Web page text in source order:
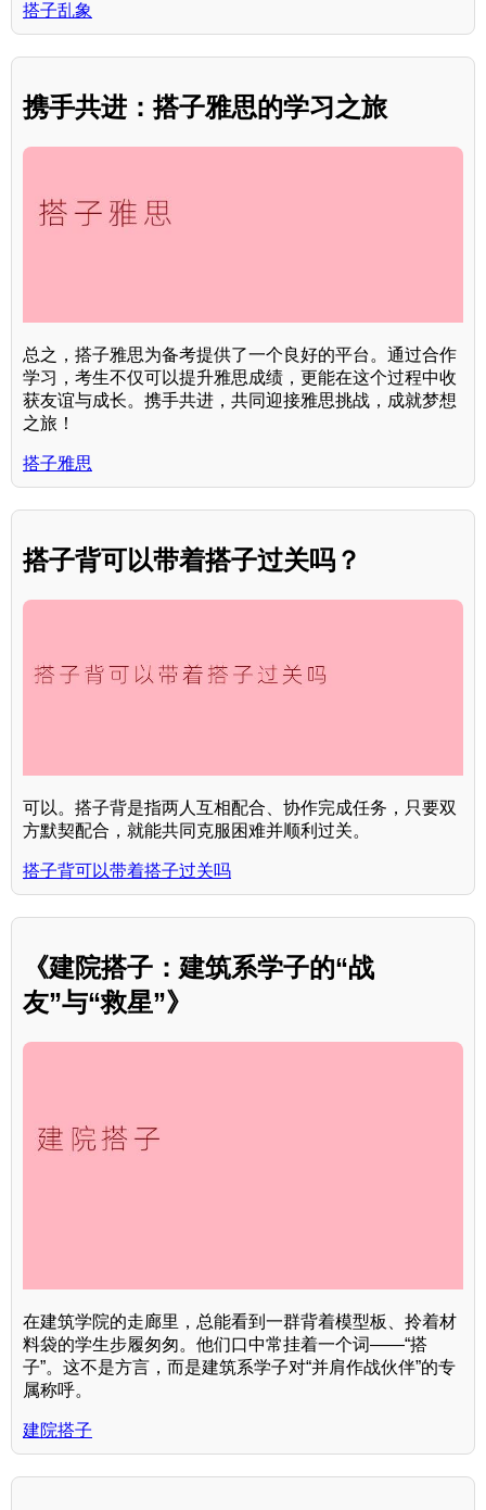
搭子乱象
携手共进：搭子雅思的学习之旅
总之，搭子雅思为备考提供了一个良好的平台。通过合作
学习，考生不仅可以提升雅思成绩，更能在这个过程中收
获友谊与成长。携手共进，共同迎接雅思挑战，成就梦想
之旅！
搭子雅思
搭子背可以带着搭子过关吗？
可以。搭子背是指两人互相配合、协作完成任务，只要双
方默契配合，就能共同克服困难并顺利过关。
搭子背可以带着搭子过关吗
《建院搭子：建筑系学子的“战
友”与“救星”》
在建筑学院的走廊里，总能看到一群背着模型板、拎着材
料袋的学生步履匆匆。他们口中常挂着一个词——“搭
子”。这不是方言，而是建筑系学子对“并肩作战伙伴”的专
属称呼。
建院搭子